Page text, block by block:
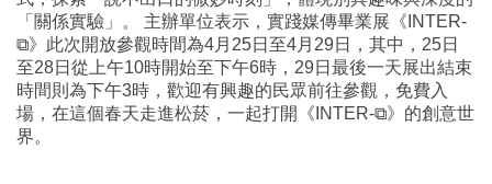
「關係實驗」。 主辦單位表示，實踐媒傳畢業展《INTER-
⧉》此次開放參觀時間為4月25日至4月29日，其中，25日
至28日從上午10時開始至下午6時，29日最後一天展出結束
時間則為下午3時，歡迎有興趣的民眾前往參觀，免費入
場，在這個春天走進松菸，一起打開《INTER-⧉》的創意世
界。